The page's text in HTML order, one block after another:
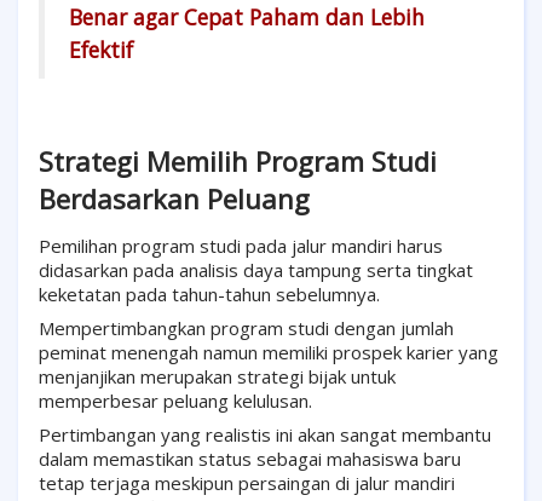
Benar agar Cepat Paham dan Lebih
Efektif
Strategi Memilih Program Studi
Berdasarkan Peluang
Pemilihan program studi pada jalur mandiri harus
didasarkan pada analisis daya tampung serta tingkat
keketatan pada tahun-tahun sebelumnya.
Mempertimbangkan program studi dengan jumlah
peminat menengah namun memiliki prospek karier yang
menjanjikan merupakan strategi bijak untuk
memperbesar peluang kelulusan.
Pertimbangan yang realistis ini akan sangat membantu
dalam memastikan status sebagai mahasiswa baru
tetap terjaga meskipun persaingan di jalur mandiri